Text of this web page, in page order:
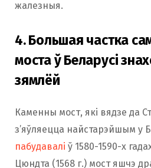
жалезныя.
4. Большая частка
моста ў Беларусі
зямлёй
Каменны мост, які вядзе да
з’яўляецца найстарэйшым у
пабудавалі ў 1580-1590-х
Цюндта (1568 г.) мост яшчэ